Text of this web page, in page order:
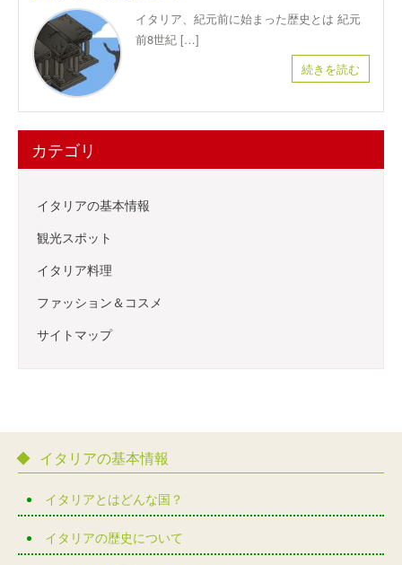
イタリア、紀元前に始まった歴史とは 紀元
前8世紀 […]
続きを読む
カテゴリ
イタリアの基本情報
観光スポット
イタリア料理
ファッション＆コスメ
サイトマップ
イタリアの基本情報
イタリアとはどんな国？
イタリアの歴史について